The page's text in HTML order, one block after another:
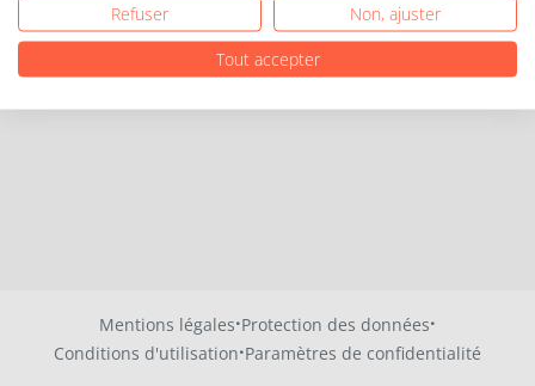
Mentions légales·Protection des données·
Conditions d'utilisation·Paramètres de confidentialité
Refuser
Non, ajuster
Tout accepter